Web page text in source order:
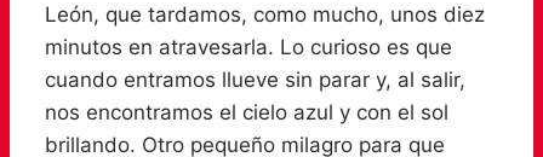
León, que tardamos, como mucho, unos diez
minutos en atravesarla. Lo curioso es que
cuando entramos llueve sin parar y, al salir,
nos encontramos el cielo azul y con el sol
brillando. Otro pequeño milagro para que